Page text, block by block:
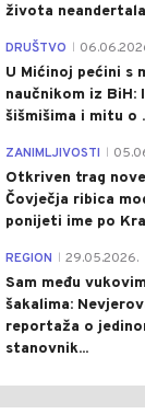
života
DRUŠTVO
U Mićinoj pećini s
naučnikom iz BiH:
šišmišima i mitu o
ZANIMLJIVOSTI
Otkriven trag
Čovječja ribica
ponijeti ime po
REGION 29.05.2026.
Sam među
šakalima:
reportaža o
stanovnik...